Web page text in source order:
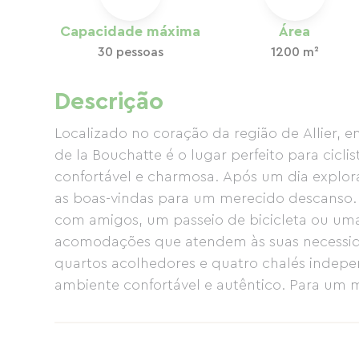
Capacidade máxima
30 pessoas
Área
1200 m²
Descrição
Localizado no coração da região de Allier,
de la Bouchatte é o lugar perfeito para
confortável e charmosa. Após um dia
as boas-vindas para um merecido
com amigos, um passeio de bicicleta ou
acomodações que atendem às suas
quartos acolhedores e quatro chalés
ambiente confortável e autêntico. Para um